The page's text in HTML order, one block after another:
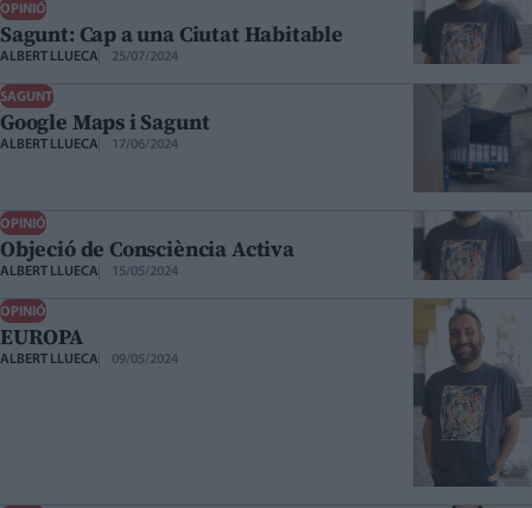
OPINIÓ
Sagunt: Cap a una Ciutat Habitable
ALBERT LLUECA 25/07/2024
SAGUNT
Google Maps i Sagunt
ALBERT LLUECA 17/06/2024
OPINIÓ
Objeció de Consciència Activa
ALBERT LLUECA 15/05/2024
OPINIÓ
EUROPA
ALBERT LLUECA 09/05/2024